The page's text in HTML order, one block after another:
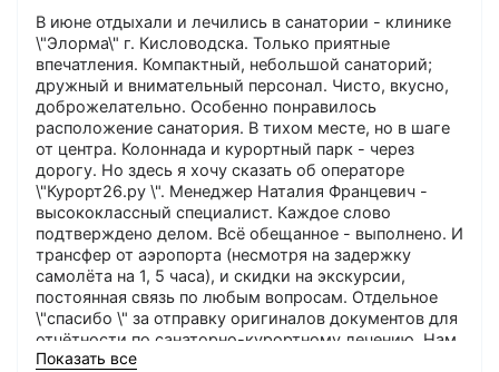
В июне отдыхали и лечились в санатории - клинике
\"Элорма\" г. Кисловодска. Только приятные
впечатления. Компактный, небольшой санаторий;
дружный и внимательный персонал. Чисто, вкусно,
доброжелательно. Особенно понравилось
расположение санатория. В тихом месте, но в шаге
от центра. Колоннада и курортный парк - через
дорогу. Но здесь я хочу сказать об операторе
\"Курорт26.ру \". Менеджер Наталия Францевич -
высококлассный специалист. Каждое слово
подтверждено делом. Всё обещанное - выполнено. И
трансфер от аэропорта (несмотря на задержку
самолёта на 1, 5 часа), и скидки на экскурсии,
постоянная связь по любым вопросам. Отдельное
\"спасибо \" за отправку оригиналов документов для
отчётности по санаторно-курортному лечению. Нам
с Камчатки было боязно заказывать путёвку через
Показать все